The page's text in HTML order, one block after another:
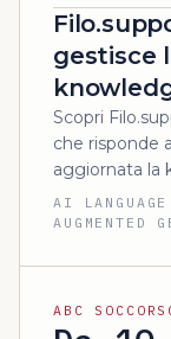
gestisce
Scopri
che risponde
aggiornata la
AI
AUGMENTED
ABC